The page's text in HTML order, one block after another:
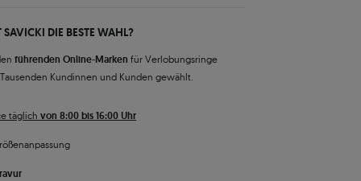
DIE BESTE WAHL?
führenden Online-Marken für Verlobungsringe
Kundinnen und Kunden gewählt.
täglich von 8:00 bis 16:00 Uhr